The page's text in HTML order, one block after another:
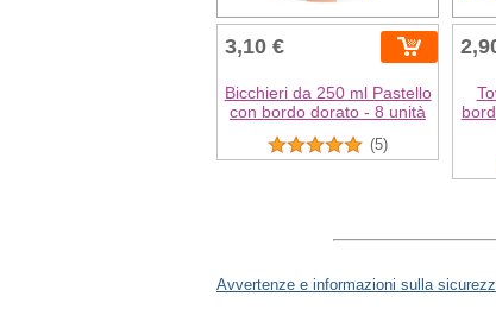
3,10 €
Bicchieri da 250 ml Pastello
con bordo dorato - 8 unità
(5)
Avvertenze e informazioni sulla